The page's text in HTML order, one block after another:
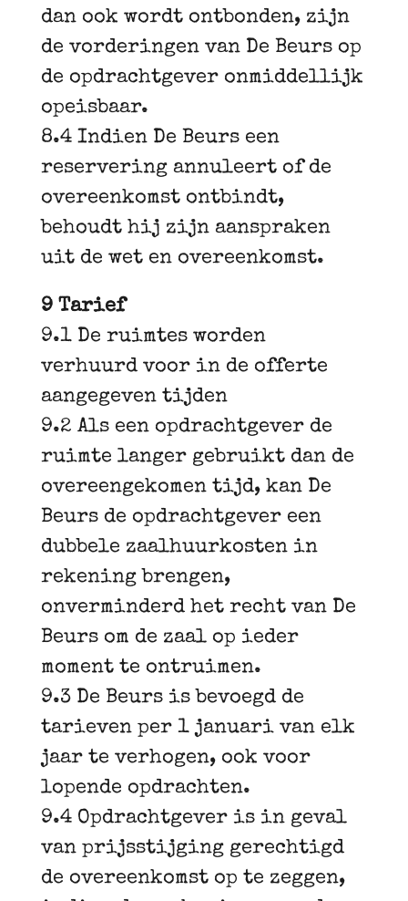
dan ook wordt ontbonden, zijn
de vorderingen van De Beurs op
de opdrachtgever onmiddellijk
opeisbaar.
8.4 Indien De Beurs een
reservering annuleert of de
overeenkomst ontbindt,
behoudt hij zijn aanspraken
uit de wet en overeenkomst.
9 Tarief
9.1 De ruimtes worden
verhuurd voor in de offerte
aangegeven tijden
9.2 Als een opdrachtgever de
ruimte langer gebruikt dan de
overeengekomen tijd, kan De
Beurs de opdrachtgever een
dubbele zaalhuurkosten in
rekening brengen,
onverminderd het recht van De
Beurs om de zaal op ieder
moment te ontruimen.
9.3 De Beurs is bevoegd de
tarieven per 1 januari van elk
jaar te verhogen, ook voor
lopende opdrachten.
9.4 Opdrachtgever is in geval
van prijsstijging gerechtigd
de overeenkomst op te zeggen,